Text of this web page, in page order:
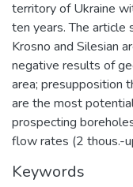
territory of Ukraine
ten years. The
Krosno and Silesian
negative results of
area; presupposition
are the most
prospecting
flow rates (2 thous.-
Keywords